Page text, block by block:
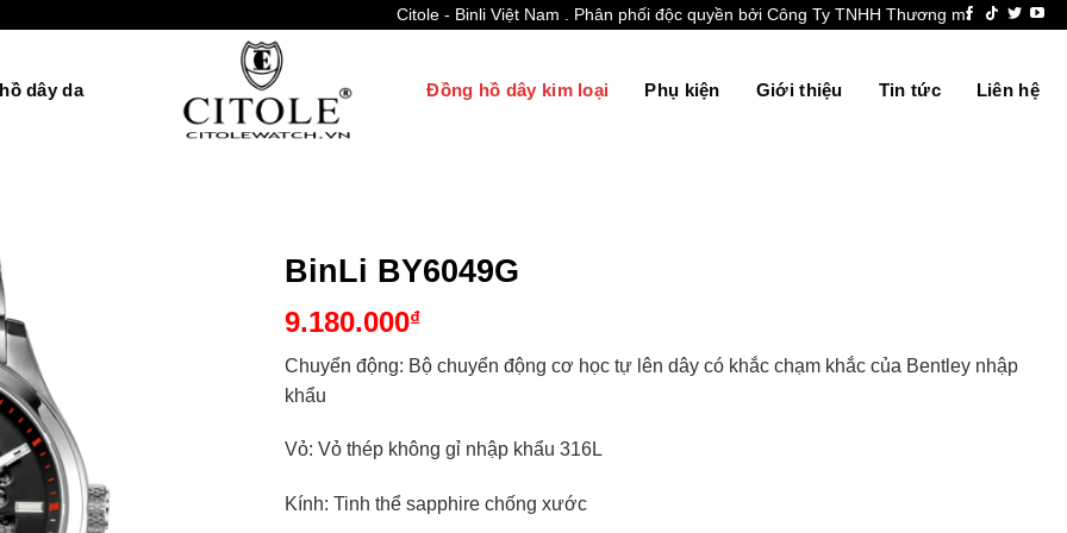
Citole - Binli Việt Nam . Phân phối độc quyền bởi Công Ty TNHH Thương mại & Dịch Vụ
dây da Đồng hồ dây kim loại Phụ kiện Giới thiệu Tin tức Liên hệ
BinLi BY6049G
9.180.000₫
Chuyển động: Bộ chuyển động cơ học tự lên dây có khắc chạm khắc của Bentley nhập
khẩu
Vỏ: Vỏ thép không gỉ nhập khẩu 316L
Kính: Tinh thể sapphire chống xước